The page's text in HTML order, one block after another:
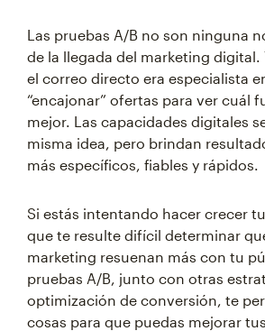
Las pruebas A/B no son ninguna
de la llegada del marketing digital.
el correo directo era especialista
“encajonar” ofertas para ver cuál
mejor. Las capacidades digitales
misma idea, pero brindan
más específicos, fiables y rápidos.
Si estás intentando hacer crecer
que te resulte difícil determinar
marketing resuenan más con tu
pruebas A/B, junto con otras
optimización de conversión, te
cosas para que puedas mejorar